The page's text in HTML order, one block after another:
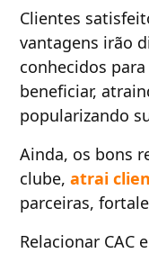
Clientes
vantagens irão
conhecidos
beneficiar,
popularizando
Ainda, os bons
clube,atrai
parceiras,
Relacionar CAC